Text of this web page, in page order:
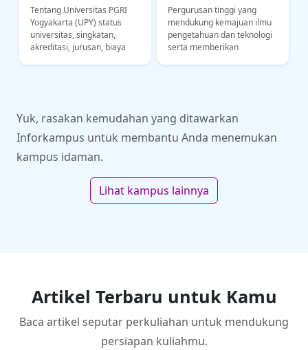
Tentang Universitas PGRI
Yogyakarta (UPY) status
universitas, singkatan,
akreditasi, jurusan, biaya
Pergurusan tinggi yang
mendukung kemajuan ilmu
pengetahuan dan teknologi
serta memberikan
Yuk, rasakan kemudahan yang ditawarkan
Inforkampus untuk membantu Anda menemukan
kampus idaman.
Lihat kampus lainnya
Artikel Terbaru untuk Kamu
Baca artikel seputar perkuliahan untuk mendukung
persiapan kuliahmu.